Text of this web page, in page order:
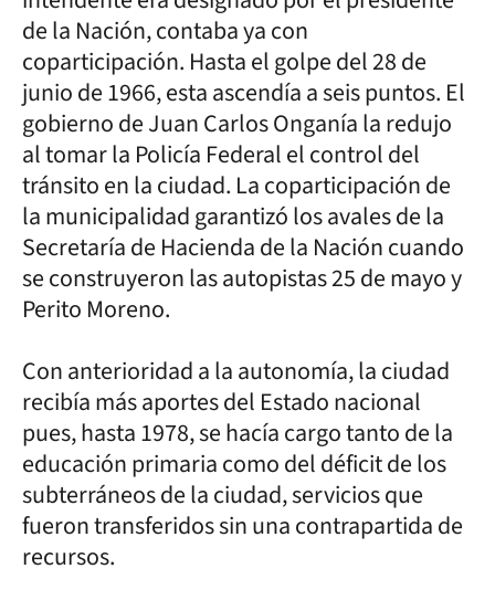
de la Nación, contaba ya con
coparticipación. Hasta el golpe del 28 de
junio de 1966, esta ascendía a seis puntos. El
gobierno de Juan Carlos Onganía la redujo
al tomar la Policía Federal el control del
tránsito en la ciudad. La coparticipación de
la municipalidad garantizó los avales de la
Secretaría de Hacienda de la Nación cuando
se construyeron las autopistas 25 de mayo y
Perito Moreno.
Con anterioridad a la autonomía, la ciudad
recibía más aportes del Estado nacional
pues, hasta 1978, se hacía cargo tanto de la
educación primaria como del déficit de los
subterráneos de la ciudad, servicios que
fueron transferidos sin una contrapartida de
recursos.